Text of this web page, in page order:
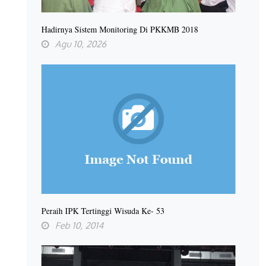
Hadirnya Sistem Monitoring Di PKKMB 2018
Agu 10, 2026
Peraih IPK Tertinggi Wisuda Ke- 53
Feb 10, 2014